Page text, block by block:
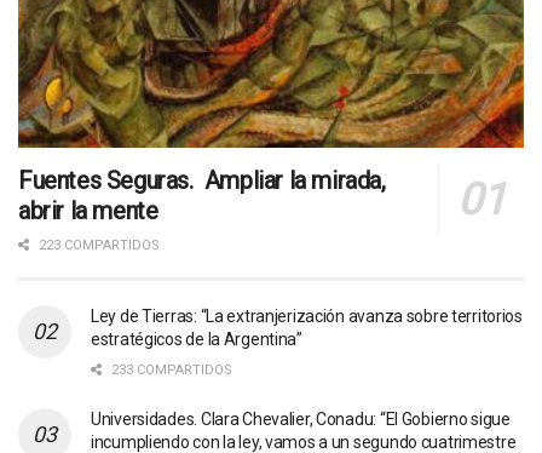
Fuentes Seguras. Ampliar la mirada,
abrir la mente
223 COMPARTIDOS
Ley de Tierras: “La extranjerización avanza sobre territorios
estratégicos de la Argentina”
233 COMPARTIDOS
Universidades. Clara Chevalier, Conadu: “El Gobierno sigue
incumpliendo con la ley, vamos a un segundo cuatrimestre